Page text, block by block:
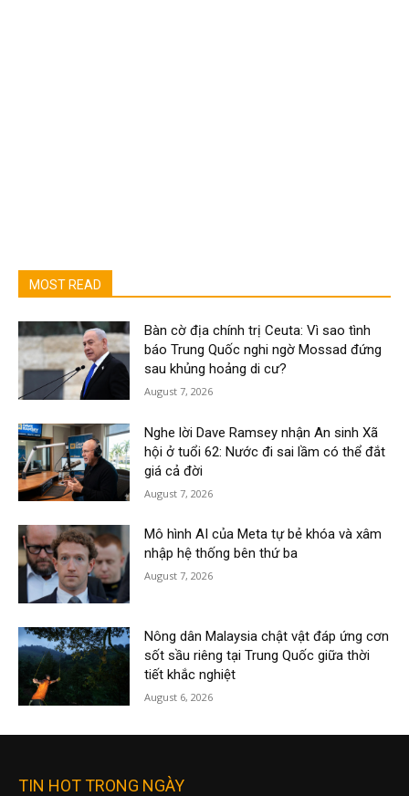
MOST READ
Bàn cờ địa chính trị Ceuta: Vì sao tình
báo Trung Quốc nghi ngờ Mossad đứng
sau khủng hoảng di cư?
August 7, 2026
Nghe lời Dave Ramsey nhận An sinh Xã
hội ở tuổi 62: Nước đi sai lầm có thể đắt
giá cả đời
August 7, 2026
Mô hình AI của Meta tự bẻ khóa và xâm
nhập hệ thống bên thứ ba
August 7, 2026
Nông dân Malaysia chật vật đáp ứng cơn
sốt sầu riêng tại Trung Quốc giữa thời
tiết khắc nghiệt
August 6, 2026
TIN HOT TRONG NGÀY